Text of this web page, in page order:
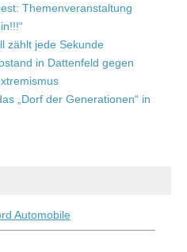
Themenveranstaltung
zählt jede Sekunde
in Dattenfeld gegen
„Dorf der Generationen“ in